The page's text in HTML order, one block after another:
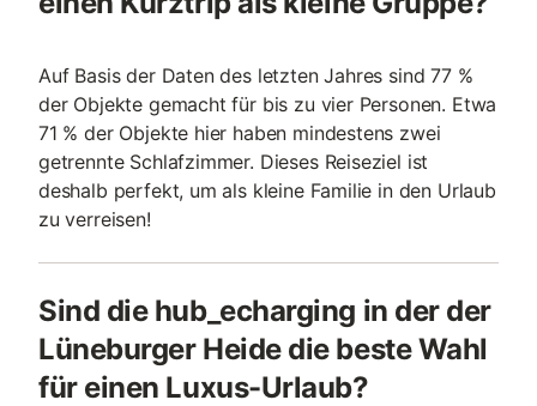
Auf Basis der Daten des letzten Jahres sind 77 %
der Objekte gemacht für bis zu vier Personen. Etwa
71 % der Objekte hier haben mindestens zwei
getrennte Schlafzimmer. Dieses Reiseziel ist
deshalb perfekt, um als kleine Familie in den Urlaub
zu verreisen!
Sind die hub_echarging in der der
Lüneburger Heide die beste Wahl
für einen Luxus-Urlaub?